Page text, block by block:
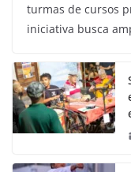
turmas de cursos
iniciativa busca